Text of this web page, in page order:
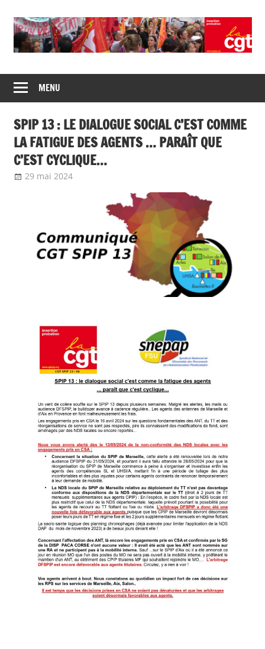
CGT
insertion
probation
de
syndicats
CGT
insertion
probation
MENU
SPIP 13 : LE DIALOGUE SOCIAL C’EST COMME
LA FATIGUE DES AGENTS … PARAÎT QUE
C’EST CYCLIQUE…
29 mai 2024